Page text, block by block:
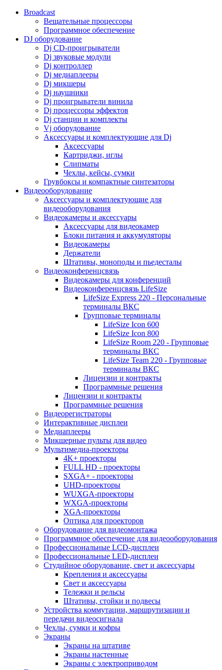
Broadcast
Вещательные процессоры
Программное обеспечение
DJ оборудование
Dj CD-проигрыватели
Dj звуковые модули
Dj контроллер
Dj медиаплееры
Dj микшеры
Dj наушники
Dj проигрыватели винила
Dj процессоры эффектов
Dj станции и комплекты
Vj оборудование
Аксессуары и комплектующие для Dj
Аксессуары
Картриджи, иглы
Слипматы
Чехлы, кейсы, сумки
Грувбоксы и компактные синтезаторы
Видеооборудование
Аксессуары и комплектующие для
видеооборудования
Видеокамеры и аксессуары
Аксессуары для видеокамер
Блоки питания и аккумуляторы
Видеокамеры
Держатели
Штативы, моноподы и пьедесталы
Видеоконференцсвязь
Видеокамеры для конференций
Видеоконференцсвязь LifeSize
LifeSize Express 220 - Персональные
терминалы ВКС
Групповые терминалы
LifeSize Icon 600
LifeSize Icon 800
LifeSize Room 220 - Групповые
терминалы ВКС
LifeSize Team 220 - Групповые
терминалы ВКС
Лицензии и контракты
Программные решения
Лицензии и контракты
Программные решения
Видеорегистраторы
Интерактивные дисплеи
Медиаплееры
Микшерные пульты для видео
Мультимедиа-проекторы
4K+ проекторы
FULL HD - проекторы
SXGA+ - проекторы
UHD-проекторы
WUXGA-проекторы
WXGA-проекторы
XGA-проекторы
Оптика для проекторов
Оборудование для видеомонтажа
Программное обеспечение для видеооборудования
Профессиональные LCD-дисплеи
Профессиональные LED-дисплеи
Студийное оборудование, свет и аксессуары
Крепления и аксессуары
Свет и аксессуары
Тележки и рельсы
Штативы, стойки и подвесы
Устройства коммутации, маршрутизации и
передачи видеосигнала
Чехлы, сумки и кофры
Экраны
Экраны на штативе
Экраны настенные
Экраны с электроприводом